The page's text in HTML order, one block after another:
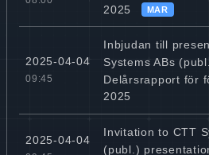
2025
MAR
2025-04-04
09:45
Inbjudan till
Systems ABs
Delårsrapport för
2025
2025-04-04
Invitation to CTT
(publ.)